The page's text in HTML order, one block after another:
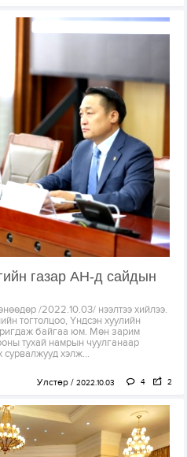
газар АН-д сайдын
/2022.10.03/ нээлтээ хийлээ.
тогтолцоо, Үндсэн хуулийн
байгаа юм. Мөн зарим
тухай намрын чуулганаар
сурвалжууд хэлж...
Улстөр 2022.10.03 4 2